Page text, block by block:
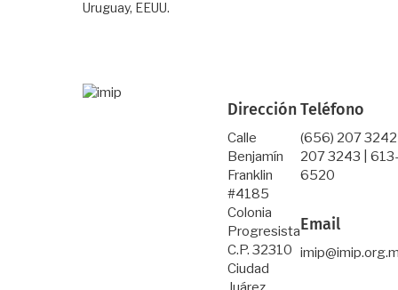
Uruguay, EEUU.
Dirección
Calle
Benjamín
Franklin
#4185
Colonia
Progresista
C.P. 32310
Ciudad
Teléfono
(656) 207
207 3243 |
6520
Email